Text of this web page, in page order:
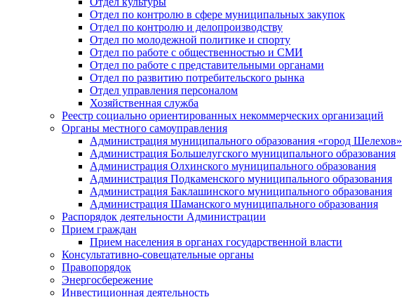
Отдел по контролю в сфере муниципальных закупок
Отдел по контролю и делопроизводству
Отдел по молодежной политике и спорту
Отдел по работе с общественностью и СМИ
Отдел по работе с представительными органами
Отдел по развитию потребительского рынка
Отдел управления персоналом
Хозяйственная служба
Реестр социально ориентированных некоммерческих организаций
Органы местного самоуправления
Администрация муниципального образования «город Шелехов»
Администрация Большелугского муниципального образования
Администрация Олхинского муниципального образования
Администрация Подкаменского муниципального образования
Администрация Баклашинского муниципального образования
Администрация Шаманского муниципального образования
Распорядок деятельности Администрации
Прием граждан
Прием населения в органах государственной власти
Консультативно-совещательные органы
Правопорядок
Энергосбережение
Инвестиционная деятельность